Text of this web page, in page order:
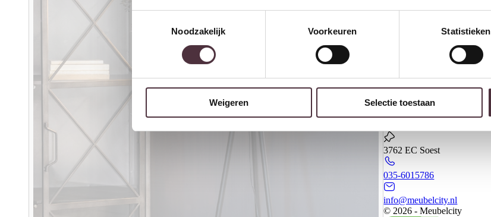
Noodzakelijk
Voorkeuren Statistieken
Weigeren Selectie toestaan
Meubels
Meubelcity
3762 EC Soest
035-6015786
info@meubelcity.nl
© 2026 - Meubelcity